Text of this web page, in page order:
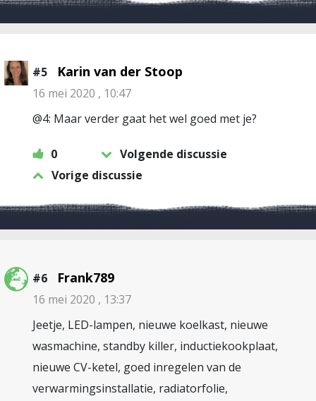
#5 Karin van der Stoop
16 mei 2020 , 10:47
@4: Maar verder gaat het wel goed met je?
0
Volgende discussie
Vorige discussie
#6 Frank789
16 mei 2020 , 13:37
Jeetje, LED-lampen, nieuwe koelkast, nieuwe
wasmachine, standby killer, inductiekookplaat,
nieuwe CV-ketel, goed inregelen van de
verwarmingsinstallatie, radiatorfolie,